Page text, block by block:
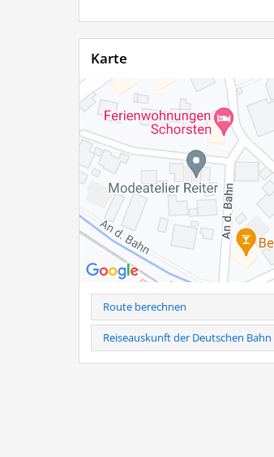
Begleitpersonen ohne eigenes Alpaka
Kinder bis 12 Jahre nur in Begleitung
Eine Anmeldung ist unbedingt
Lenz´n Hof
Familie Hogger
Baumannstr. 9 a
83233 Bernau am Chiemsee
Tel.: 0160-941 899 03
Hinweis
: Telefonische Anmeldung
Bei kurzfristiger Stornierung (24h
Weitere Infos als PDF
Karte
Route berechnen
Reiseauskunft der Deutschen Bahn